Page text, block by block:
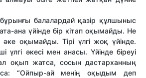
бұрынғы балалардай қазір құлшыныс
ана үйінде бір кітап оқымайды. Не
оқымайды. Тірі үлгі жоқ үйінде.
үлгі әкесі мен анасы. Үйінде біреуі
оқып жатса, сосын дастарханның
“Ойпыр-ай менің оқыдым деп